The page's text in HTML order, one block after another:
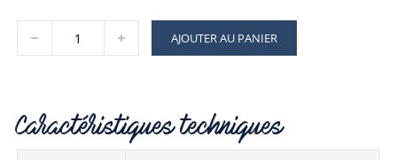
AJOUTER AU PANIER
Caractéristiques techniques